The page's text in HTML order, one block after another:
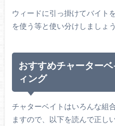
ウィードに引っ掛けてバイト
を使う等と使い分けしましょう
おすすめチャーター
ィング
チャターベイトはいろんな組
ますので、以下を読んで正し